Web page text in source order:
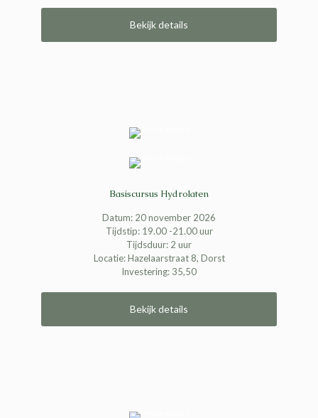
Bekijk details
Basiscursus Hydrolaten
Datum: 20 november 2026
Tijdstip: 19.00 -21.00 uur
Tijdsduur: 2 uur
Locatie: Hazelaarstraat 8, Dorst
Investering: 35,50
Bekijk details